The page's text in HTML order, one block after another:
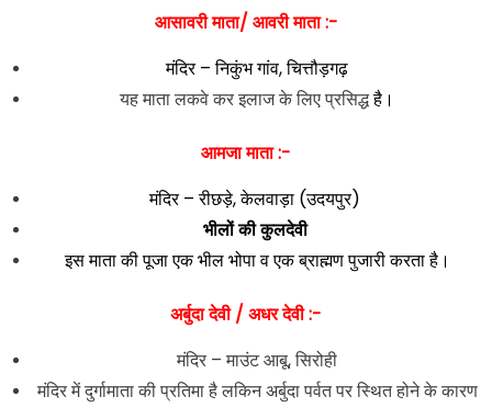
आसावरी माता/ आवरी माता :-
मंदिर – निकुंभ गांव, चित्तौड़गढ़
यह माता लकवे कर इलाज के लिए प्रसिद्धहै।
आमजा माता :-
मंदिर – रीछड़े, केलवाड़ा (उदयपुर)
भीलों की कुलदेवी
इस माता की पूजा एक भील भोपा व एक ब्राह्मण पुजारी करता है।
अर्बुदा देवी / अधर देवी :-
मंदिर – माउंट आबू, सिरोही
मंदिर में दुर्गामाता की प्रतिमा है लकिन अर्बुदा पर्वत पर स्थित होने के कारण